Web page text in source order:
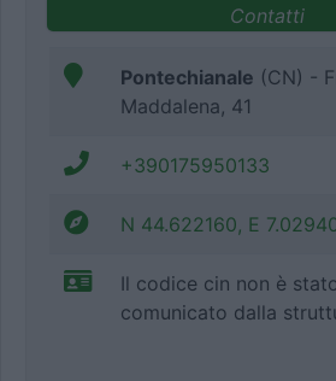
Contatti
Pontechianale (CN) -
Maddalena, 41
+390175950133
N 44.622160, E
Il codice cin non è
comunicato dalla